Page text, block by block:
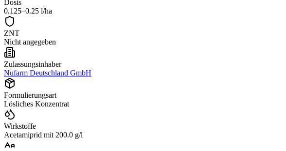
Dosis
0.125–0.25 l/ha
ZNT
Nicht angegeben
Zulassungsinhaber
Nufarm Deutschland GmbH
Formulierungsart
Lösliches Konzentrat
Wirkstoffe
Acetamiprid mit 200.0 g/l